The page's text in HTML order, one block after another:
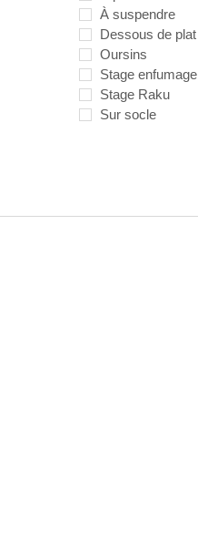
À suspendre
Dessous de plat
Oursins
Stage enfumage
Stage Raku
Sur socle